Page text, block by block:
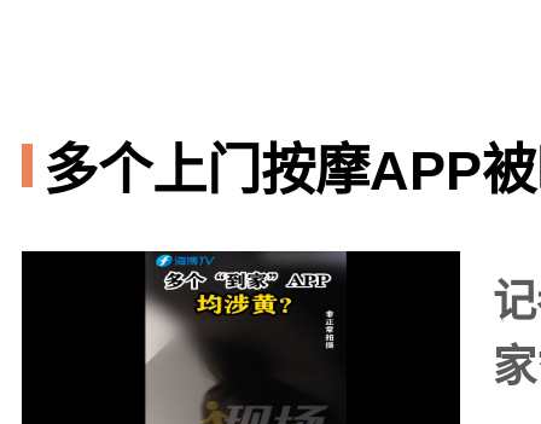
多个上门按摩APP